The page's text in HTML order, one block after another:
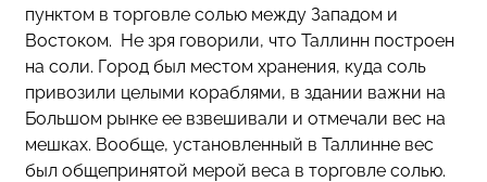
пунктом в торговле солью между Западом и
Востоком. Не зря говорили, что Таллинн построен
на соли. Город был местом хранения, куда соль
привозили целыми кораблями, в здании важни на
Большом рынке ее взвешивали и отмечали вес на
мешках. Вообще, установленный в Таллинне вес
был общепринятой мерой веса в торговле солью.